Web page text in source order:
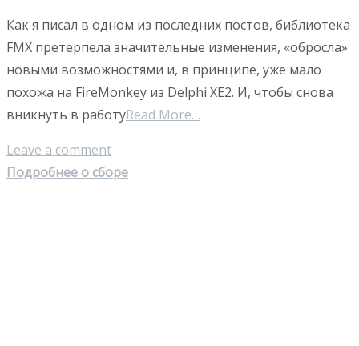
Как я писал в одном из последних постов, библиотека
FMX претерпела значительные изменения, «обросла»
новыми возможностями и, в принципе, уже мало
похожа на FireMonkey из Delphi XE2. И, чтобы снова
вникнуть в работуRead More…
Leave a comment
Подробнее о сборе